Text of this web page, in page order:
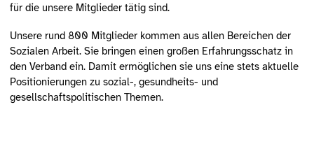
für die unsere Mitglieder tätig sind.
Unsere rund 800 Mitglieder kommen aus allen Bereichen der
Sozialen Arbeit. Sie bringen einen großen Erfahrungsschatz in
den Verband ein. Damit ermöglichen sie uns eine stets aktuelle
Positionierungen zu sozial-, gesundheits- und
gesellschaftspolitischen Themen.